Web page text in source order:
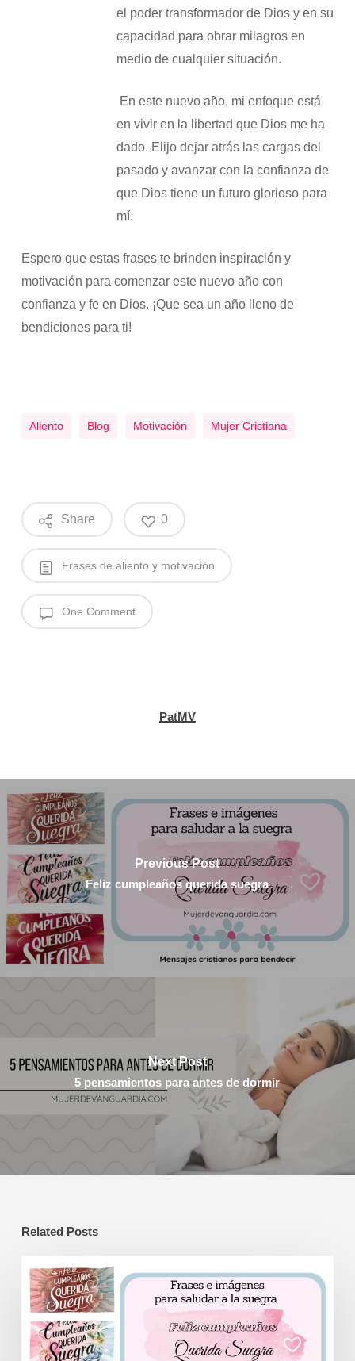
el poder transformador de Dios y en su
capacidad para obrar milagros en
medio de cualquier situación.
​ En este nuevo año, mi enfoque está
en vivir en la libertad que Dios me ha
dado. Elijo dejar atrás las cargas del
pasado y avanzar con la confianza de
que Dios tiene un futuro glorioso para
mí.
Espero que estas frases te brinden inspiración y
motivación para comenzar este nuevo año con
confianza y fe en Dios. ¡Que sea un año lleno de
bendiciones para ti!
Aliento Blog Motivación Mujer Cristiana
Share 0
Frases de aliento y motivación
One Comment
PatMV
Previous Post
Feliz cumpleaños querida suegra
Next Post
5 pensamientos para antes de dormir
Related Posts
Feliz
cumpleaños
querida
suegra